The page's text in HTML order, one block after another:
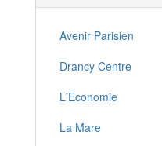
Avenir Parisien
Drancy Centre
L'Economie
La Mare